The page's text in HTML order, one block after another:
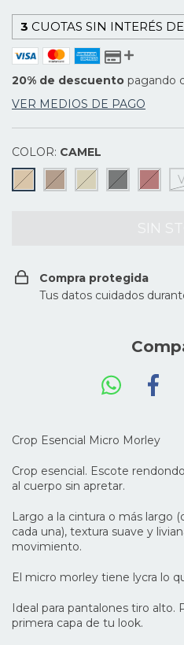
3 CUOTAS SIN INTERÉS DE
20% de descuento pagando
VER MEDIOS DE PAGO
COLOR: CAMEL
Compra protegida
Tus datos cuidados
Crop Esencial Micro Morley
Crop esencial. Escote
al cuerpo sin apretar.
Largo a la cintura o más largo
cada una), textura suave y
movimiento.
El micro morley tiene lycra lo
Ideal para pantalones tiro alto.
primera capa de tu look.